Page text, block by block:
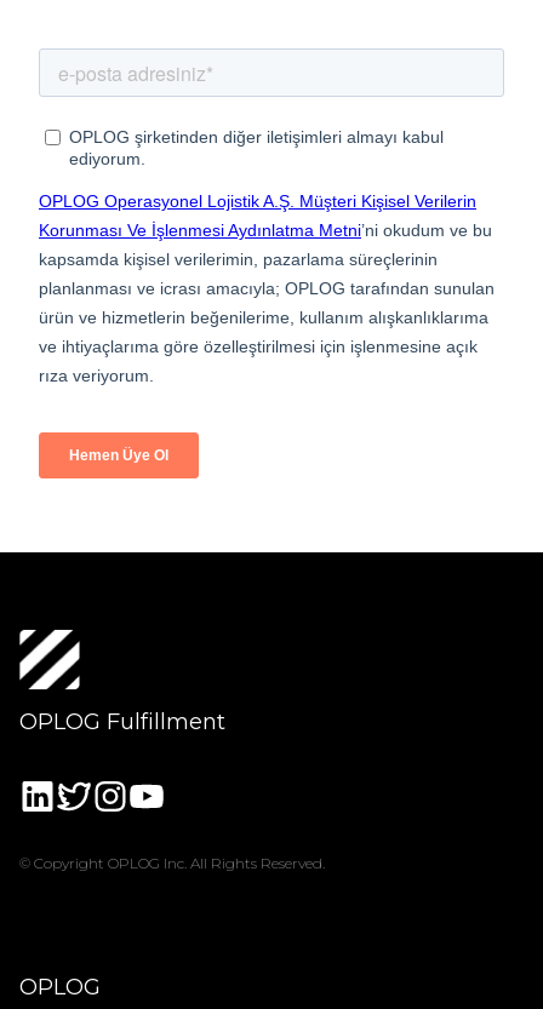
OPLOG Fulfillment
© Copyright OPLOG Inc. All Rights Reserved.
OPLOG